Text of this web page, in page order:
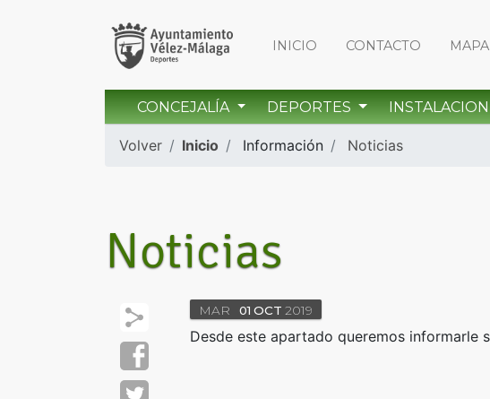
INICIO CONTACTO
CONCEJALÍA DEPORTES
Volver Inicio Información Noticias
Noticias
MAR 01 OCT 2019
Desde este apartado queremos informarle